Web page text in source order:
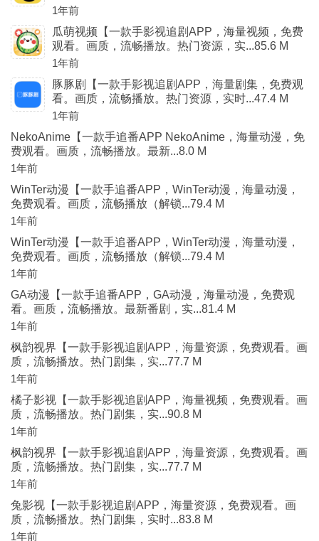
1年前
瓜萌视频【一款手影视追剧APP，海量视频，免费
观看。画质，流畅播放。热门资源，实...85.6 M
1年前
豚豚剧【一款手影视追剧APP，海量剧集，免费观
看。画质，流畅播放。热门资源，实时...47.4 M
1年前
NekoAnime【一款手追番APP NekoAnime，海量动漫，免
费观看。画质，流畅播放。最新...8.0 M
1年前
WinTer动漫【一款手追番APP，WinTer动漫，海量动漫，
免费观看。画质，流畅播放（解锁...79.4 M
1年前
WinTer动漫【一款手追番APP，WinTer动漫，海量动漫，
免费观看。画质，流畅播放（解锁...79.4 M
1年前
GA动漫【一款手追番APP，GA动漫，海量动漫，免费观
看。画质，流畅播放。最新番剧，实...81.4 M
1年前
枫韵视界【一款手影视追剧APP，海量资源，免费观看。画
质，流畅播放。热门剧集，实...77.7 M
1年前
橘子影视【一款手影视追剧APP，海量视频，免费观看。画
质，流畅播放。热门剧集，实...90.8 M
1年前
枫韵视界【一款手影视追剧APP，海量资源，免费观看。画
质，流畅播放。热门剧集，实...77.7 M
1年前
兔影视【一款手影视追剧APP，海量资源，免费观看。画
质，流畅播放。热门剧集，实时...83.8 M
1年前